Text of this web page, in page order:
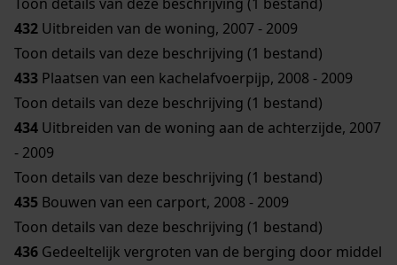
432 Uitbreiden van de woning, 2007 - 2009
Toon details van deze beschrijving (1 bestand)
433 Plaatsen van een kachelafvoerpijp, 2008 - 2009
Toon details van deze beschrijving (1 bestand)
434 Uitbreiden van de woning aan de achterzijde, 2007
- 2009
Toon details van deze beschrijving (1 bestand)
435 Bouwen van een carport, 2008 - 2009
Toon details van deze beschrijving (1 bestand)
436 Gedeeltelijk vergroten van de berging door middel